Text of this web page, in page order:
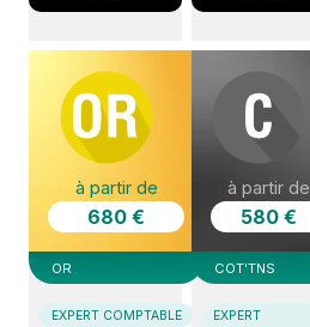
à partir de
680 €
OR
EXPERT COMPTABLE
à partir de
580 €
COT'TNS
EXPERT